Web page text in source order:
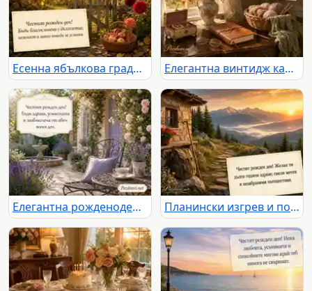
Есенна ябълкова градина с пожелание за дълголетие и много усмивки Елегантна винтидж картичка за рожден ден с цветя, уют и топло пожелание
Елегантна рожденоденска картичка с лавандула, рози и фонтан Планински изгрев и пожелание за здраве, смели мечти и незабравими пътешествия